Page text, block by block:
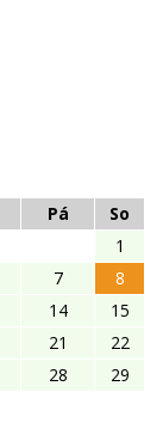
Pá
So
1
7
8
14
15
21
22
28
29